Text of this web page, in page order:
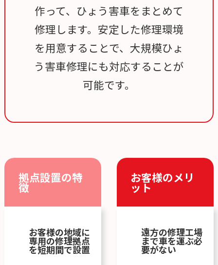
作って、ひょう害車をまとめて
修理します。安定した修理環境
を用意することで、大規模ひょ
う害車修理にも対応することが
可能です。
拠点設置の特
徴
お客様の地域に
専用の修理拠点
を短期間で設置
お客様のメリ
ット
遠方の修理工場
まで車を運ぶ必
要がない